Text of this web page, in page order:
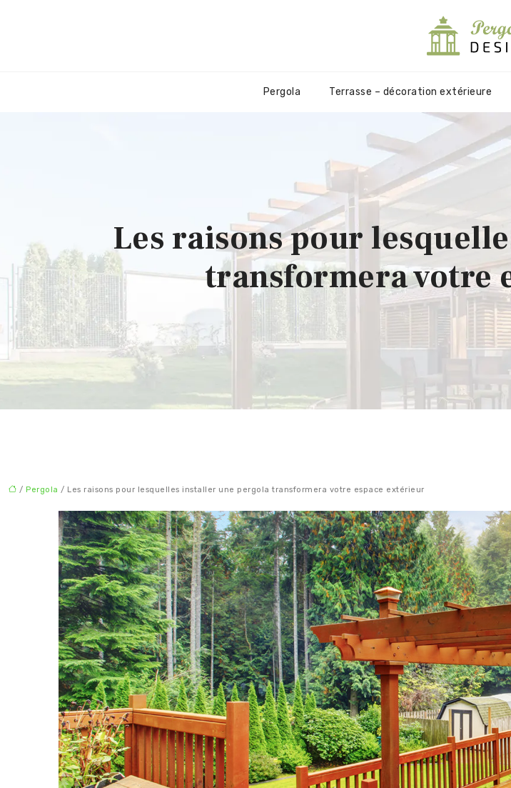
Pergola Terrasse – décoration extérieure
Les raisons pour
transformera votre
/ Pergola / Les raisons pour lesquelles installer une pergola transformera votre espace extérieur